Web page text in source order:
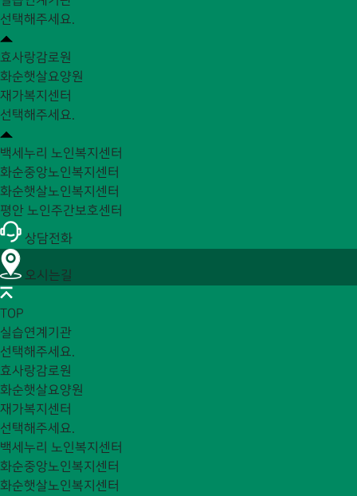
선택해주세요.
효사랑감로원
화순햇살요양원
재가복지센터
선택해주세요.
백세누리 노인복지센터
화순중앙노인복지센터
화순햇살노인복지센터
평안 노인주간보호센터
상담전화
오시는길
TOP
실습연계기관
선택해주세요.
효사랑감로원
화순햇살요양원
재가복지센터
선택해주세요.
백세누리 노인복지센터
화순중앙노인복지센터
화순햇살노인복지센터